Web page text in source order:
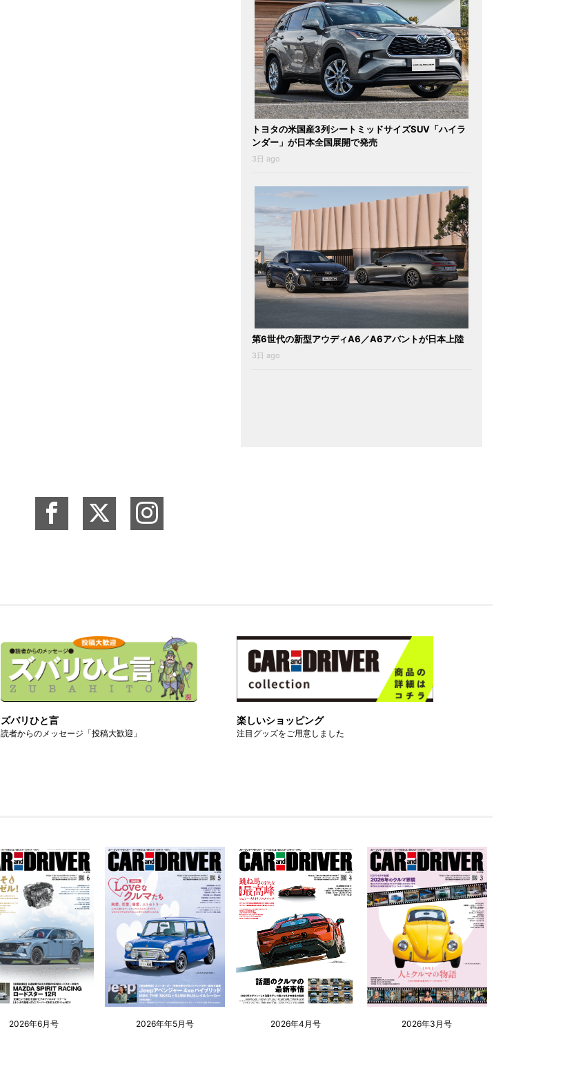
トヨタの米国産3列シートミッドサイズSUV「ハイラ
ンダー」が日本全国展開で発売
3日 ago
第6世代の新型アウディA6／A6アバントが日本上陸
3日 ago
ズバリひと言
読者からのメッセージ「投稿大歓迎」
楽しいショッピング
注目グッズをご用意しました
2026年6月号 2026年年5月号 2026年4月号 2026年3月号